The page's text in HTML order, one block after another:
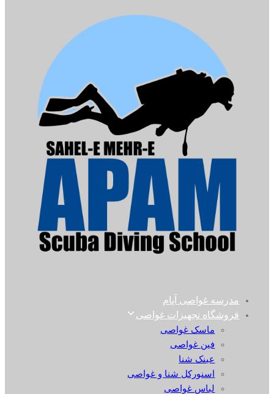
مدرسه غواصی آپام
فروشگاه تجهیزات غواصی
ماسک غواصی
فین غواصی
عینک شنا
اسنورکل شنا و غواصی
لباس غواصی